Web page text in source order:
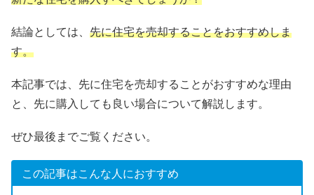
結論としては、 先に住宅を売却することをおすすめしま
す。
本記事では、先に住宅を売却することがおすすめな理由
と、先に購入しても良い場合について解説します。
ぜひ最後までご覧ください。
この記事はこんな人におすすめ